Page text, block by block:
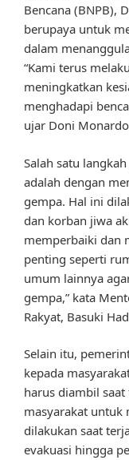
Bencana (BNPB),
berupaya untuk
dalam
“Kami terus
meningkatkan
menghadapi
ujar Doni
Salah satu
adalah dengan
gempa. Hal ini
dan korban jiwa
memperbaiki dan
penting seperti
umum lainnya
gempa,” kata
Rakyat, Basuki
Selain itu,
kepada
harus diambil
masyarakat untuk
dilakukan saat
evakuasi hingga